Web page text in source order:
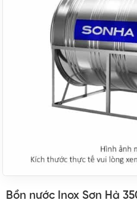
Bồn nước Inox Sơn Hà